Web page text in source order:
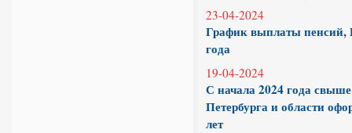
23-04-2024
График выплаты пенсий,
года
19-04-2024
С начала 2024 года
Петербурга и области
лет